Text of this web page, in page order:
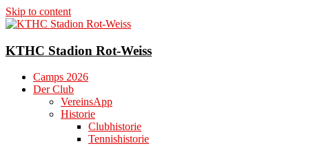
Skip to content
KTHC Stadion Rot-Weiss
Camps 2026
Der Club
VereinsApp
Historie
Clubhistorie
Tennishistorie